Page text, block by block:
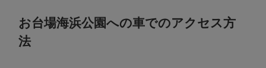
お台場海浜公園への車でのアクセス方
法